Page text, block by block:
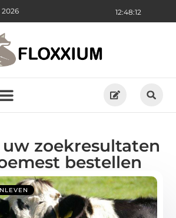
12:48:13
zoekresultaten
bestellen